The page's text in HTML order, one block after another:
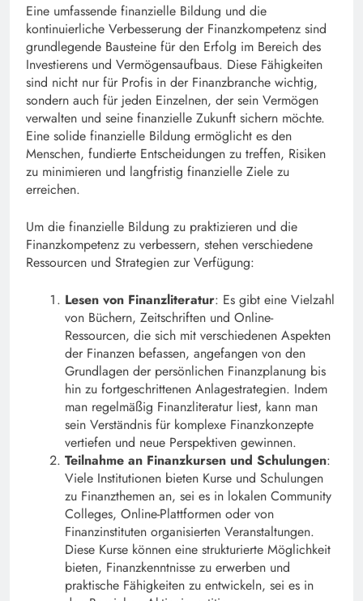
Eine umfassende finanzielle Bildung und die
kontinuierliche Verbesserung der Finanzkompetenz sind
grundlegende Bausteine für den Erfolg im Bereich des
Investierens und Vermögensaufbaus. Diese Fähigkeiten
sind nicht nur für Profis in der Finanzbranche wichtig,
sondern auch für jeden Einzelnen, der sein Vermögen
verwalten und seine finanzielle Zukunft sichern möchte.
Eine solide finanzielle Bildung ermöglicht es den
Menschen, fundierte Entscheidungen zu treffen, Risiken
zu minimieren und langfristig finanzielle Ziele zu
erreichen.
Um die finanzielle Bildung zu praktizieren und die
Finanzkompetenz zu verbessern, stehen verschiedene
Ressourcen und Strategien zur Verfügung:
Lesen von Finanzliteratur: Es gibt eine Vielzahl
von Büchern, Zeitschriften und Online-
Ressourcen, die sich mit verschiedenen Aspekten
der Finanzen befassen, angefangen von den
Grundlagen der persönlichen Finanzplanung bis
hin zu fortgeschrittenen Anlagestrategien. Indem
man regelmäßig Finanzliteratur liest, kann man
sein Verständnis für komplexe Finanzkonzepte
vertiefen und neue Perspektiven gewinnen.
Teilnahme an Finanzkursen und Schulungen:
Viele Institutionen bieten Kurse und Schulungen
zu Finanzthemen an, sei es in lokalen Community
Colleges, Online-Plattformen oder von
Finanzinstituten organisierten Veranstaltungen.
Diese Kurse können eine strukturierte Möglichkeit
bieten, Finanzkenntnisse zu erwerben und
praktische Fähigkeiten zu entwickeln, sei es in